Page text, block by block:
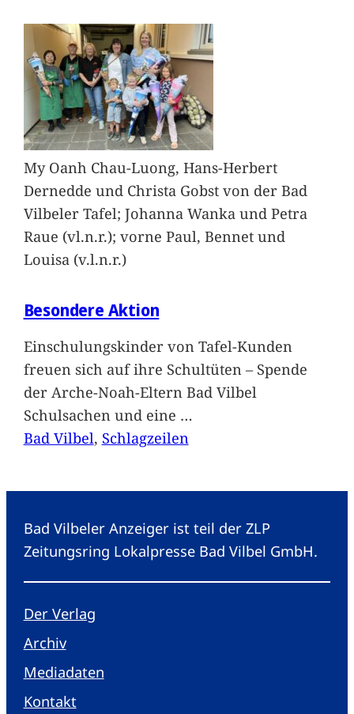
My Oanh Chau-Luong, Hans-Herbert
Dernedde und Christa Gobst von der Bad
Vilbeler Tafel; Johanna Wanka und Petra
Raue (vl.n.r.); vorne Paul, Bennet und
Louisa (v.l.n.r.)
Besondere Aktion
Einschulungskinder von Tafel-Kunden
freuen sich auf ihre Schultüten – Spende
der Arche-Noah-Eltern Bad Vilbel
Schulsachen und eine …
Bad Vilbel, Schlagzeilen
Bad Vilbeler Anzeiger ist teil der ZLP
Zeitungsring Lokalpresse Bad Vilbel GmbH.
Der Verlag
Archiv
Mediadaten
Kontakt